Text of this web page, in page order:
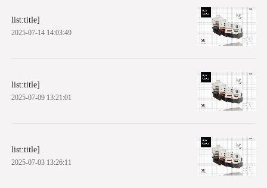
list:title]
2025-07-14 14:03:49
list:title]
2025-07-09 13:21:01
list:title]
2025-07-03 13:26:11